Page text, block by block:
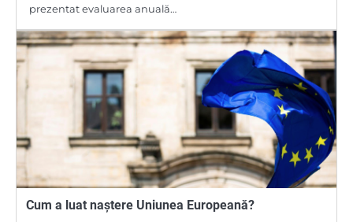
prezentat evaluarea anuală…
Cum a luat naștere Uniunea Europeană?